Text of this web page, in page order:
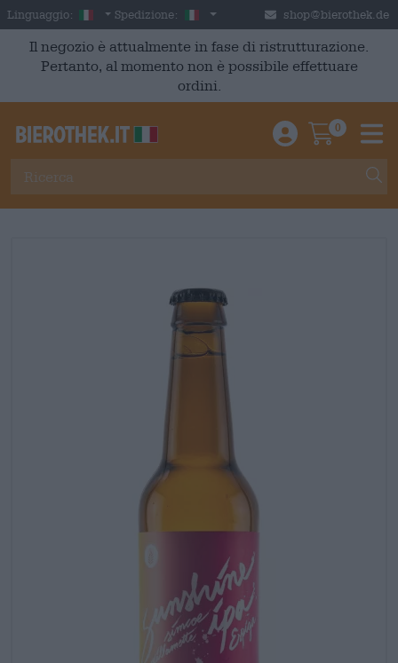
Skip to main content
Linguaggio: Italian
Spedizione: Italia shop@bierothek.de
Il negozio è attualmente in fase di ristrutturazione.
Pertanto, al momento non è possibile effettuare
ordini.
Einloggen /
0